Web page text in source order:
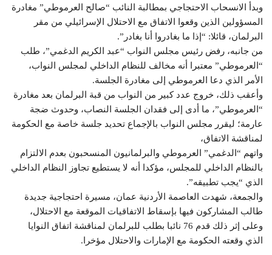
وبدأ الانسحاب الاحتجاجي بمطالبة النائب “صالح العرموطي” مغادرة
المسؤولين الذين وقعوا الاتفاق مع الاحتلال الإسرائيلي من مقر
البرلمان، قائلا: “إذا ما بغادروا أنا بغادر”.
من جانبه، رفض رئيس مجلس النواب “عبد الكريم الدغمي”، طلب
“العرموطي” معتبرا أنه مخالف للنظام الداخلي لمجلس النواب،
الأمر الذي دعا العرموطي إلى مغادرة الجلسة.
وأعقب ذلك، خروج عدد كبير من النواب من قبة البرلمان بعد مغادرة
“العرموطي”، ما أدى إلى فقدان الجلسة النصاب، وحدوث ضجة
عارمة؛ ليقرر مجلس النواب بالإجماع تحديد جلسة خاصة مع الحكومة
لمناقشة الاتفاق،
واتهم “الدغمي” العرموطي والبرلمانيون المنسحبون بعدم الالتزام
بالنظام الداخلي للمجلس، مؤكدا أنه لا يستطيع تجاوز النظام الداخلي
الذي “يجب تطبيقه”.
والجمعة، شهدت العاصمة الأردنية عمان، مسيرة احتجاجية جديدة
طالب المشاركون فيها بإسقاط الاتفاقيات الموقعة مع الاحتلال،
وعلى إثر ذلك قدم 76 نائبا بطلب للبرلمان لمناقشة اتفاق النوايا
الذي وقعته الحكومة مع الإمارات والاحتلال مؤخرا.